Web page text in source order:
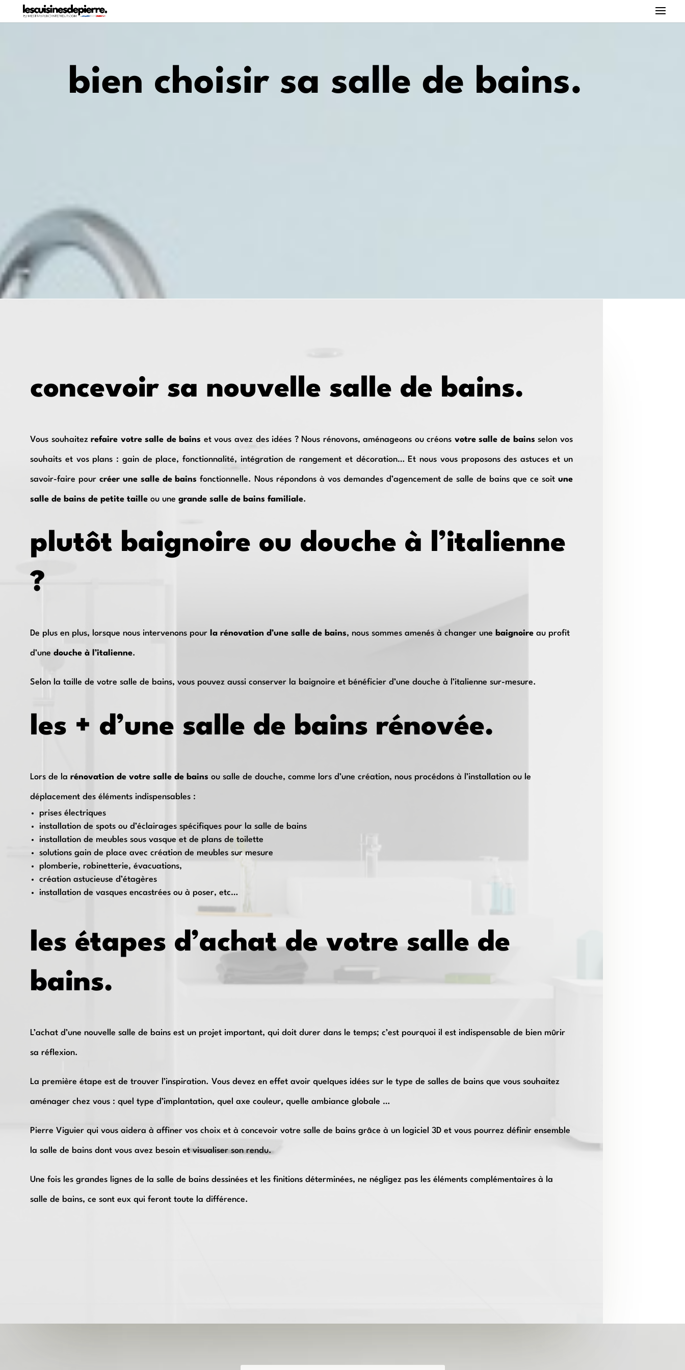
bien choisir sa salle de bains.
concevoir sa nouvelle salle de bains.
Vous souhaitezrefaire votre salle de bains et vous avez des idées ? Nous rénovons, aménageons ou créons votre salle de bains selon vos
souhaits et vos plans : gain de place, fonctionnalité, intégration de rangement et décoration… Et nous vous proposons des astuces et un
savoir-faire pour créer une salle de bainsfonctionnelle. Nous répondons à vos demandes d’agencement de salle de bains que ce soit une
salle de bains de petite taille ou unegrande salle de bains familiale.
plutôt baignoire ou douche à l’italienne
?
De plus en plus, lorsquenous intervenons pour la rénovation d’une salle de bains, nous sommes amenés à changer une baignoire au profit
d’unedouche à l’italienne.
Selon la taille de votre salle de bains, vous pouvez aussi conserver la baignoire et bénéficier d’une douche à l’italienne sur-mesure.
les + d’une salle de bains rénovée.
Lors de la rénovation de votre salle de bains ou salle de douche, comme lors d’une création, nous procédons à l’installation ou le
déplacement des éléments indispensables :
prises électriques
installation de spots ou d’éclairages spécifiques pour la salle de bains
installation de meubles sous vasque et de plans de toilette
solutions gain de place avec création de meubles sur mesure
plomberie, robinetterie, évacuations,
création astucieuse d’étagères
installation de vasques encastrées ou à poser, etc…
les étapes d’achat de votre salle de
bains.
L’achat d’une nouvelle salle de bains est un projet important, qui doit durer dans le temps; c’est pourquoi il est indispensable de bien mûrir
sa réflexion.
La première étape est de trouver l’inspiration. Vous devez en effet avoir quelques idées sur le type de salles de bains que vous souhaitez
aménager chez vous : quel type d’implantation, quel axe couleur, quelle ambiance globale …
Pierre Viguier qui vous aidera à affiner vos choix et à concevoir votre salle de bains grâce à un logiciel 3D et vous pourrez définir ensemble
la salle de bains dont vous avez besoin et visualiser son rendu.
Une fois les grandes lignes de la salle de bains dessinées et les finitions déterminées, ne négligez pas les éléments complémentaires à la
salle de bains, ce sont eux qui feront toute la différence.